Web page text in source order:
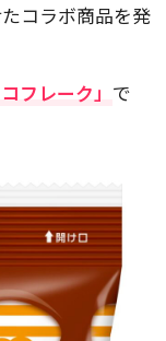
コラボ商品を発
フレーク」 で